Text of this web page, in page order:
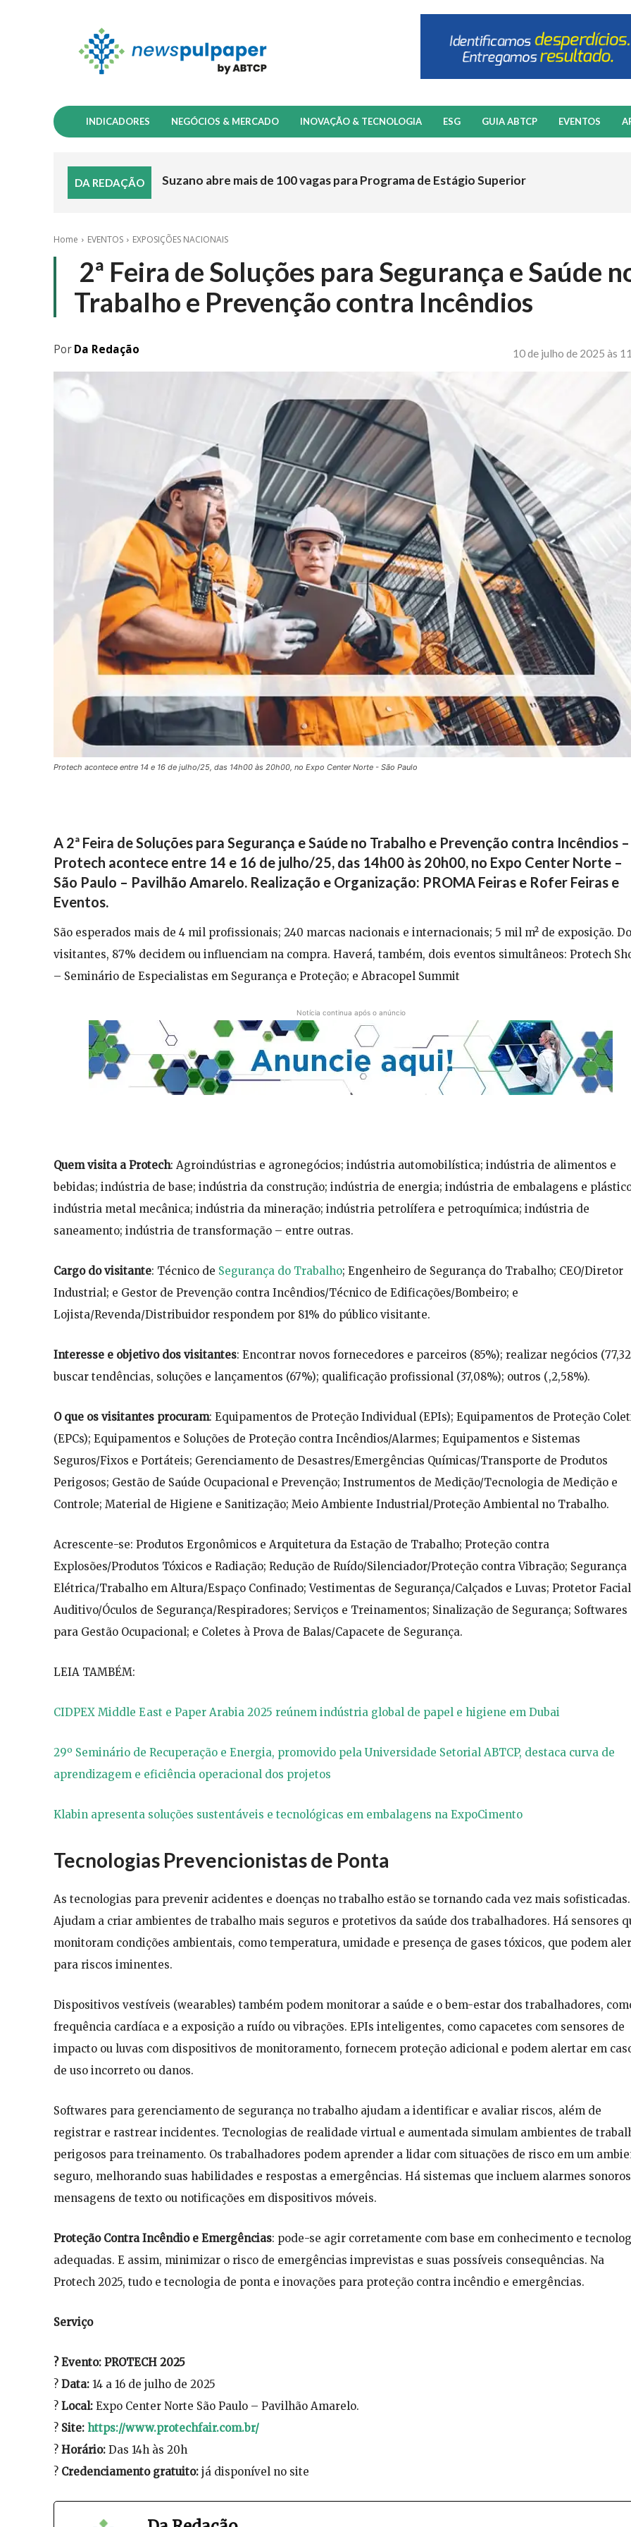
INDICADORES NEGÓCIOS & MERCADO INOVAÇÃO & TECNOLOGIA ESG GUIA ABTCP EVENTOS
DA REDAÇÃO Suzano abre mais de 100 vagas para Programa de Estágio Superior
Home EVENTOS EXPOSIÇÕES NACIONAIS
2ª Feira de Soluções para Segurança e Saúde
Trabalho e Prevenção contra Incêndios
PorDa Redação 10 de julho de 2025 às
Protech acontece entre 14 e 16 de julho/25, das 14h00 às 20h00, no Expo Center Norte - São Paulo
A 2ª Feira de Soluções para Segurança e Saúde no Trabalho e Prevenção contra Incêndios –
Protech acontece entre 14 e 16 de julho/25, das 14h00 às 20h00, no Expo Center Norte –
São Paulo – Pavilhão Amarelo. Realização e Organização: PROMA Feiras e Rofer Feiras e
Eventos.
São esperados mais de 4 mil profissionais; 240 marcas nacionais e internacionais; 5 mil m² de exposição.
visitantes, 87% decidem ou influenciam na compra. Haverá, também, dois eventos simultâneos: Protech
– Seminário de Especialistas em Segurança e Proteção; e Abracopel Summit
Notícia continua após o anúncio
Quem visita a Protech: Agroindústrias e agronegócios; indústria automobilística; indústria de alimentos e
bebidas; indústria de base; indústria da construção; indústria de energia; indústria de embalagens e
indústria metal mecânica; indústria da mineração; indústria petrolífera e petroquímica; indústria de
saneamento; indústria de transformação – entre outras.
Cargo do visitante: Técnico de Segurança do Trabalho; Engenheiro de Segurança do Trabalho; CEO/Diretor
Industrial; e Gestor de Prevenção contra Incêndios/Técnico de Edificações/Bombeiro; e
Lojista/Revenda/Distribuidor respondem por 81% do público visitante.
Interesse e objetivo dos visitantes: Encontrar novos fornecedores e parceiros (85%); realizar negócios
buscar tendências, soluções e lançamentos (67%); qualificação profissional (37,08%); outros (,2,58%).
O que os visitantes procuram: Equipamentos de Proteção Individual (EPIs); Equipamentos de Proteção
(EPCs); Equipamentos e Soluções de Proteção contra Incêndios/Alarmes; Equipamentos e Sistemas
Seguros/Fixos e Portáteis; Gerenciamento de Desastres/Emergências Químicas/Transporte de Produtos
Perigosos; Gestão de Saúde Ocupacional e Prevenção; Instrumentos de Medição/Tecnologia de Medição e
Controle; Material de Higiene e Sanitização; Meio Ambiente Industrial/Proteção Ambiental no Trabalho.
Acrescente-se: Produtos Ergonômicos e Arquitetura da Estação de Trabalho; Proteção contra
Explosões/Produtos Tóxicos e Radiação; Redução de Ruído/Silenciador/Proteção contra Vibração; Segurança
Elétrica/Trabalho em Altura/Espaço Confinado; Vestimentas de Segurança/Calçados e Luvas; Protetor
Auditivo/Óculos de Segurança/Respiradores; Serviços e Treinamentos; Sinalização de Segurança; Softwares
para Gestão Ocupacional; e Coletes à Prova de Balas/Capacete de Segurança.
LEIA TAMBÉM:
CIDPEX Middle East e Paper Arabia 2025 reúnem indústria global de papel e higiene em Dubai
29º Seminário de Recuperação e Energia, promovido pela Universidade Setorial ABTCP, destaca curva de
aprendizagem e eficiência operacional dos projetos
Klabin apresenta soluções sustentáveis e tecnológicas em embalagens na ExpoCimento
Tecnologias Prevencionistas de Ponta
As tecnologias para prevenir acidentes e doenças no trabalho estão se tornando cada vez mais sofisticadas.
Ajudam a criar ambientes de trabalho mais seguros e protetivos da saúde dos trabalhadores. Há sensores
monitoram condições ambientais, como temperatura, umidade e presença de gases tóxicos, que podem
para riscos iminentes.
Dispositivos vestíveis (wearables) também podem monitorar a saúde e o bem-estar dos trabalhadores,
frequência cardíaca e a exposição a ruído ou vibrações. EPIs inteligentes, como capacetes com sensores de
impacto ou luvas com dispositivos de monitoramento, fornecem proteção adicional e podem alertar em
de uso incorreto ou danos.
Softwares para gerenciamento de segurança no trabalho ajudam a identificar e avaliar riscos, além de
registrar e rastrear incidentes. Tecnologias de realidade virtual e aumentada simulam ambientes de
perigosos para treinamento. Os trabalhadores podem aprender a lidar com situações de risco em um
seguro, melhorando suas habilidades e respostas a emergências. Há sistemas que incluem alarmes
mensagens de texto ou notificações em dispositivos móveis.
Proteção Contra Incêndio e Emergências: pode-se agir corretamente com base em conhecimento e
adequadas. E assim, minimizar o risco de emergências imprevistas e suas possíveis consequências. Na
Protech 2025, tudo e tecnologia de ponta e inovações para proteção contra incêndio e emergências.
Serviço
? Evento: PROTECH 2025
? Data: 14 a 16 de julho de 2025
? Local: Expo Center Norte São Paulo – Pavilhão Amarelo.
? Site: https://www.protechfair.com.br/
? Horário: Das 14h às 20h
?️ Credenciamento gratuito: já disponível no site